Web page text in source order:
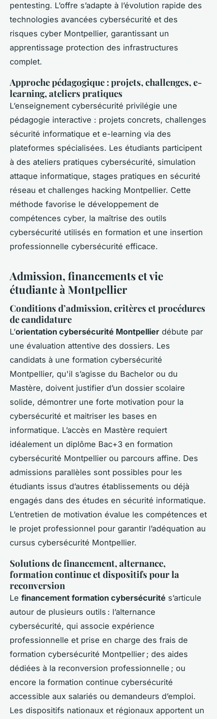
pentesting. L’offre s’adapte à l’évolution rapide des
technologies avancées cybersécurité et des
risques cyber Montpellier, garantissant un
apprentissage protection des infrastructures
complet.
Approche pédagogique : projets, challenges, e-
learning, ateliers pratiques
L’enseignement cybersécurité privilégie une
pédagogie interactive : projets concrets, challenges
sécurité informatique et e-learning via des
plateformes spécialisées. Les étudiants participent
à des ateliers pratiques cybersécurité, simulation
attaque informatique, stages pratiques en sécurité
réseau et challenges hacking Montpellier. Cette
méthode favorise le développement de
compétences cyber, la maîtrise des outils
cybersécurité utilisés en formation et une insertion
professionnelle cybersécurité efficace.
Admission, financements et vie
étudiante à Montpellier
Conditions d’admission, critères et procédures
de candidature
L’orientation cybersécurité Montpellier débute par
une évaluation attentive des dossiers. Les
candidats à une formation cybersécurité
Montpellier, qu'il s’agisse du Bachelor ou du
Mastère, doivent justifier d’un dossier scolaire
solide, démontrer une forte motivation pour la
cybersécurité et maitriser les bases en
informatique. L’accès en Mastère requiert
idéalement un diplôme Bac+3 en formation
cybersécurité Montpellier ou parcours affine. Des
admissions parallèles sont possibles pour les
étudiants issus d’autres établissements ou déjà
engagés dans des études en sécurité informatique.
L’entretien de motivation évalue les compétences et
le projet professionnel pour garantir l’adéquation au
cursus cybersécurité Montpellier.
Solutions de financement, alternance,
formation continue et dispositifs pour la
reconversion
Le financement formation cybersécurité s’articule
autour de plusieurs outils : l’alternance
cybersécurité, qui associe expérience
professionnelle et prise en charge des frais de
formation cybersécurité Montpellier ; des aides
dédiées à la reconversion professionnelle ; ou
encore la formation continue cybersécurité
accessible aux salariés ou demandeurs d’emploi.
Les dispositifs nationaux et régionaux apportent un